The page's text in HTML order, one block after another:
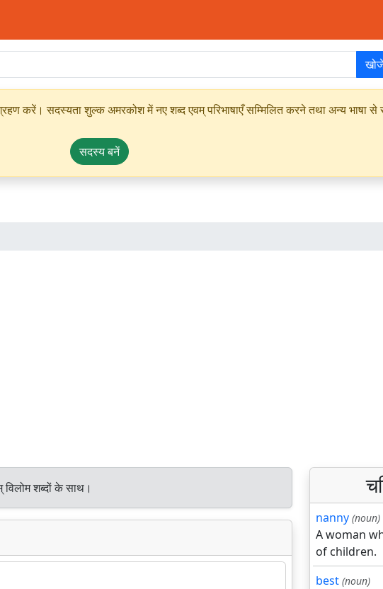
करें। सदस्यता शुल्क अमरकोश में नए शब्द एवम् परिभाषाएँ सम्मिलित करने तथा अन्य भाषा से
सदस्य बनें
विलोम शब्दों के साथ।
nanny (noun)
A woman
of children.
best (noun)